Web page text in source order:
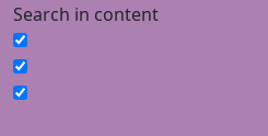
Search in content